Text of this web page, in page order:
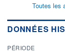
Toutes les
DONNÉES
PÉRIODE